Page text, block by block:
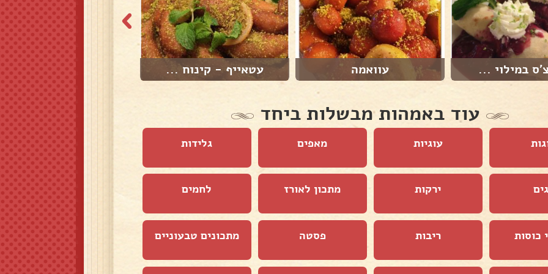
במילוי ... עוואמה עטאייף - קינוח ...
עוד באמהות מבשלות ביחד
עוגיות מאפים גלידות
ירקות מתכון לאורז לחמים
כוסות ריבות פסטה מתכונים טבעוניים